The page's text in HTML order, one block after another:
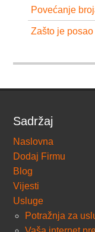
Povećanje
Zašto je
Sadržaj
Naslovna
Dodaj Firmu
Blog
Vijesti
Usluge
Potražnja za